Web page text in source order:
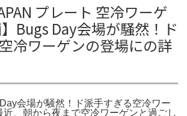
プレート 空冷ワーゲ
Bugs Day会場が騒然！ド
冷ワーゲンの登場にの詳
会場が騒然！ド派手すぎる空冷ワー
、朝から夜まで空冷ワーゲンと過ごし